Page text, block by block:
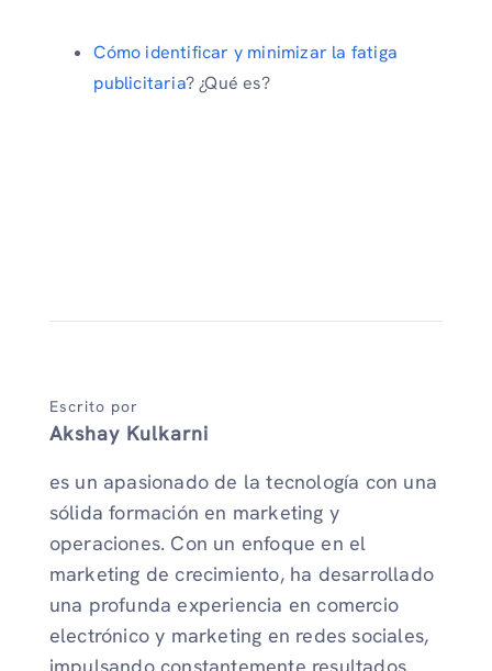
Cómo identificar y minimizar la fatiga
publicitaria? ¿Qué es?
Escrito por
Akshay Kulkarni
es un apasionado de la tecnología con una
sólida formación en marketing y
operaciones. Con un enfoque en el
marketing de crecimiento, ha desarrollado
una profunda experiencia en comercio
electrónico y marketing en redes sociales,